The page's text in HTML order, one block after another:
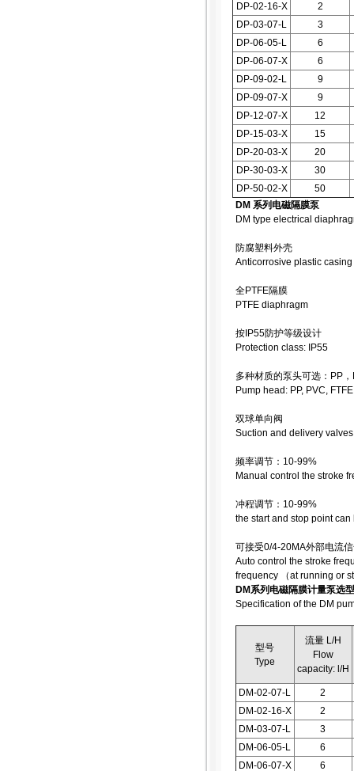
DP-02-16-X
2
DP-03-07-L
3
DP-06-05-L
6
DP-06-07-X
6
DP-09-02-L
9
DP-09-07-X
9
DP-12-07-X
12
DP-15-03-X
15
DP-20-03-X
20
DP-30-03-X
30
DP-50-02-X
50
DM 系列电磁隔膜泵
DM type electrical
防腐塑料外壳
Anticorrosive plastic casing
全PTFE隔膜
PTFE diaphragm
按IP55防护等级设计
Protection class: IP55
多种材质的泵头可选：PP
Pump head: PP, PVC,
双球单向阀
Suction and delivery
频率调节：10-99%
Manual control the stroke
冲程调节：10-99%
the start and stop point
可接受0/4-20MA外部电流
Auto control the stroke
frequency （at running or
DM系列电磁隔膜计量泵选
Specification of the DM
型号
Type
流量 L/H
Flow
capacity: l/H
DM-02-07-L
2
DM-02-16-X
2
DM-03-07-L
3
DM-06-05-L
6
DM-06-07-X
6